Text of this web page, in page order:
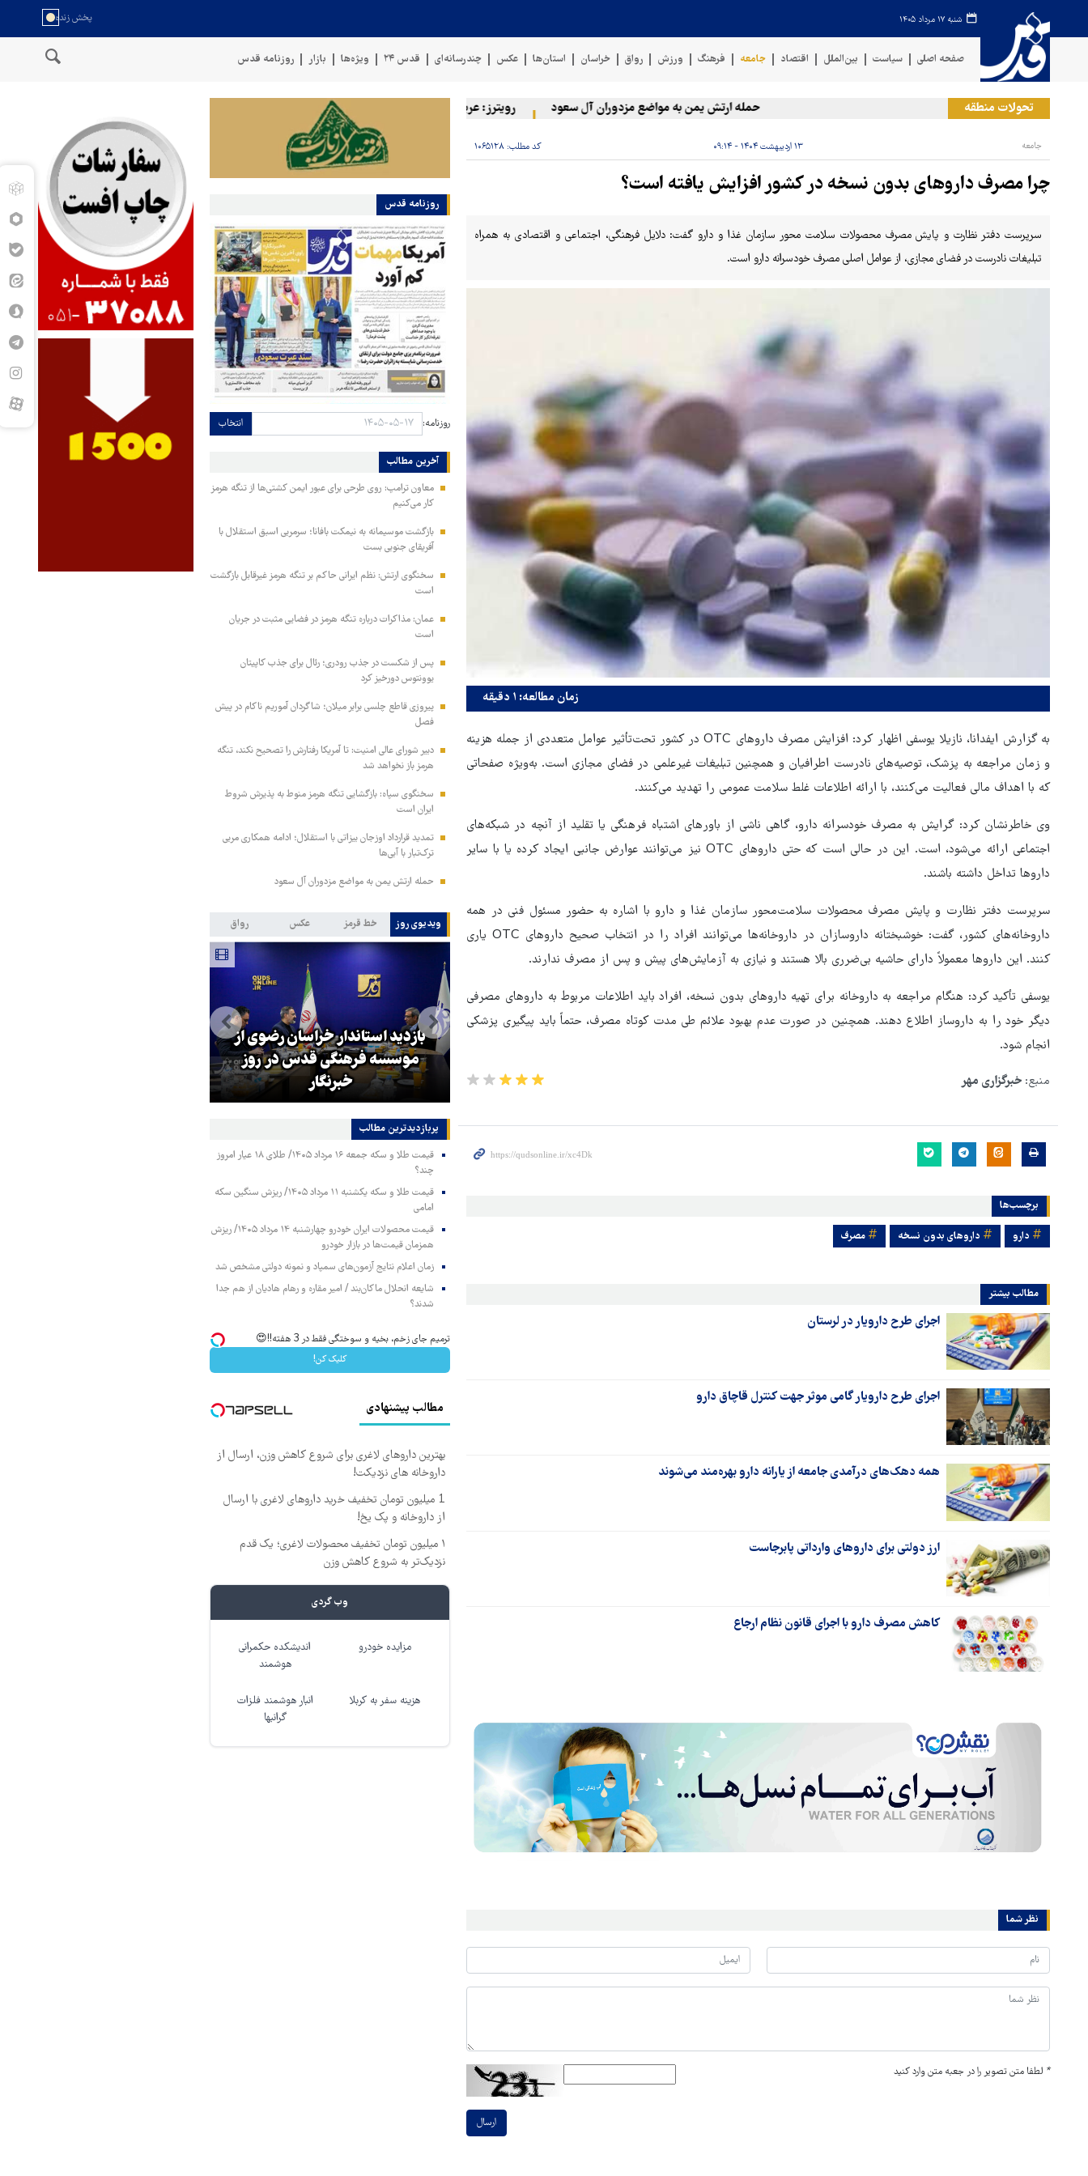
شنبه ۱۷ مرداد ۱۴۰۵
صفحه اصلی سیاست بین‌الملل اقتصاد جامعه فرهنگ ورزش رواق خراسان استان‌ها عکس چندرسانه‌ای قدس ۲۴ ویژه‌ها بازار روزنامه قدس
تحولات منطقه حمله ارتش یمن به مواضع مزدوران آل سعود رویترز: عربستان ۸۶ درصد از موشک‌های پاتریوت خود را استفاده کرده است
جامعه ۱۳ اردیبهشت ۱۴۰۴ - ۰۹:۱۴ کد مطلب: ۱۰۶۵۱۲۸
چرا مصرف داروهای بدون نسخه در کشور افزایش یافته است؟
سرپرست دفتر نظارت و پایش مصرف محصولات سلامت‌ محور سازمان غذا و دارو گفت: دلایل فرهنگی، اجتماعی و اقتصادی به همراه
تبلیغات نادرست در فضای مجازی، از عوامل اصلی مصرف خودسرانه دارو است.
زمان مطالعه: ۱ دقیقه
به گزارش ایفدانا، نازیلا یوسفی اظهار کرد: افزایش مصرف داروهای OTC در کشور تحت‌تأثیر عوامل متعددی از جمله هزینه
و زمان مراجعه به پزشک، توصیه‌های نادرست اطرافیان و همچنین تبلیغات غیرعلمی در فضای مجازی است. به‌ویژه صفحاتی
که با اهداف مالی فعالیت می‌کنند، با ارائه اطلاعات غلط سلامت عمومی را تهدید می‌کنند.
وی خاطرنشان کرد: گرایش به مصرف خودسرانه دارو، گاهی ناشی از باورهای اشتباه فرهنگی یا تقلید از آنچه در شبکه‌های
اجتماعی ارائه می‌شود، است. این در حالی است که حتی داروهای OTC نیز می‌توانند عوارض جانبی ایجاد کرده یا با سایر
داروها تداخل داشته باشند.
سرپرست دفتر نظارت و پایش مصرف محصولات سلامت‌محور سازمان غذا و دارو با اشاره به حضور مسئول فنی در همه
داروخانه‌های کشور، گفت: خوشبختانه داروسازان در داروخانه‌ها می‌توانند افراد را در انتخاب صحیح داروهای OTC یاری
کنند. این داروها معمولاً دارای حاشیه بی‌ضرری بالا هستند و نیازی به آزمایش‌های پیش و پس از مصرف ندارند.
یوسفی تأکید کرد: هنگام مراجعه به داروخانه برای تهیه داروهای بدون نسخه، افراد باید اطلاعات مربوط به داروهای مصرفی
دیگر خود را به داروساز اطلاع دهند. همچنین در صورت عدم بهبود علائم طی مدت کوتاه مصرف، حتماً باید پیگیری پزشکی
انجام شود.
منبع: خبرگزاری مهر
برچسب‌ها
دارو داروهای بدون نسخه مصرف
مطالب بیشتر
اجرای طرح دارویار در لرستان
اجرای طرح دارویار گامی موثر جهت کنترل قاچاق دارو
همه دهک‌های درآمدی جامعه از یارانه دارو بهره‌مند می‌شوند
ارز دولتی برای داروهای وارداتی پابرجاست
کاهش مصرف دارو با اجرای قانون نظام ارجاع
نظر شما
* لطفا متن تصویر را در جعبه متن وارد کنید
ارسال
روزنامه قدس
روزنامه: انتخاب
آخرین مطالب
معاون ترامپ: روی طرحی برای عبور ایمن کشتی‌ها از تنگه هرمز
کار می‌کنیم
بازگشت موسیمانه به نیمکت بافانا؛ سرمربی اسبق استقلال با
آفریقای جنوبی بست
سخنگوی ارتش: نظم ایرانی حاکم بر تنگه هرمز غیرقابل بازگشت
است
عمان: مذاکرات درباره تنگه هرمز در فضایی مثبت در جریان
است
پس از شکست در جذب رودری؛ رئال برای جذب کاپیتان
یوونتوس دورخیز کرد
پیروزی قاطع چلسی برابر میلان؛ شاگردان آموریم ناکام در پیش
فصل
دبیر شورای عالی امنیت: تا آمریکا رفتارش را تصحیح نکند، تنگه
هرمز باز نخواهد شد
سخنگوی سپاه: بازگشایی تنگه هرمز منوط به پذیرش شروط
ایران است
تمدید قرارداد اوزجان بیزاتی با استقلال؛ ادامه همکاری مربی
ترک‌تبار با آبی‌ها
حمله ارتش یمن به مواضع مزدوران آل سعود
ویدیوی روز خط قرمز عکس رواق
مجبور به همراهی کرد
بازدید استاندار خراسان رضوی از
موسسه فرهنگی قدس در روز
خبرنگار
پربازدیدترین‌ مطالب
قیمت طلا و سکه جمعه ۱۶ مرداد ۱۴۰۵/ طلای ۱۸ عیار امروز
چند؟
قیمت طلا و سکه یکشنبه ۱۱ مرداد ۱۴۰۵/ ریزش سنگین سکه
امامی
قیمت محصولات ایران خودرو چهارشنبه ۱۴ مرداد ۱۴۰۵/ ریزش
همزمان قیمت‌ها در بازار خودرو
زمان اعلام نتایج آزمون‌های سمپاد و نمونه دولتی مشخص شد
شایعه انحلال ماکان‌بند / امیر مقاره و رهام هادیان از هم جدا
شدند؟
ترمیم جای زخم، بخیه و سوختگی فقط در 3 هفته!!😍
کلیک کن!
مطالب پیشنهادی
بهترین داروهای لاغری برای شروع کاهش وزن، ارسال از
داروخانه های نزدیکت!
1 میلیون تومان تخفیف خرید داروهای لاغری با ارسال
از داروخانه و پک یخ!
۱ میلیون تومان تخفیف محصولات لاغری؛ یک قدم
نزدیک‌تر به شروع کاهش وزن
وب گردی
مزایده خودرو
اندیشکده حکمرانی
هوشمند
هزینه سفر به کربلا
انبار هوشمند فلزات
گرانبها